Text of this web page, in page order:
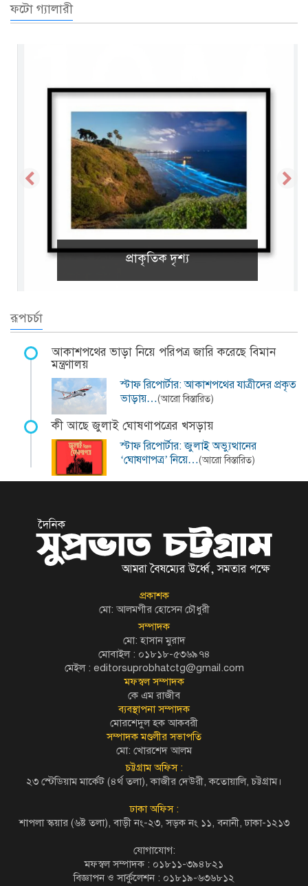
ফটো গ্যালারী
প্রাকৃতিক দৃশ্য
রূপচর্চা
আকাশপথের ভাড়া নিয়ে পরিপত্র জারি করেছে বিমান
মন্ত্রণালয়
স্টাফ রিপোর্টার: আকাশপথের যাত্রীদের প্রকৃত
ভাড়ায়…(আরো বিস্তারিত)
কী আছে জুলাই ঘোষণাপত্রের খসড়ায়
স্টাফ রিপোর্টার: জুলাই অভ্যুত্থানের
‘ঘোষণাপত্র’ নিয়ে…(আরো বিস্তারিত)
প্রকাশক
মো: আলমগীর হোসেন চৌধুরী
সম্পাদক
মো: হাসান মুরাদ
মোবাইল : ০১৮১৮-৫৩৬৯৭৪
মেইল : editorsuprobhatctg@gmail.com
মফস্বল সম্পাদক
কে এম রাজীব
ব্যবস্থাপনা সম্পাদক
মোরশেদুল হক আকবরী
সম্পাদক মণ্ডলীর সভাপতি
মো: খোরশেদ আলম
চট্টগ্রাম অফিস :
২৩ স্টেডিয়াম মার্কেট (৪র্থ তলা), কাজীর দেউরী, কতোয়ালি, চট্টগ্রাম।
ঢাকা অফিস :
শাপলা স্কয়ার (৬ষ্ট তলা), বাড়ী নং-২৩, সড়ক নং ১১, বনানী, ঢাকা-১২১৩
যোগাযোগ:
মফস্বল সম্পাদক : ০১৮১১-৩৯৪৮২১
বিজ্ঞাপন ও সার্কুলেশন : ০১৮১৯-৬৩৬৮১২